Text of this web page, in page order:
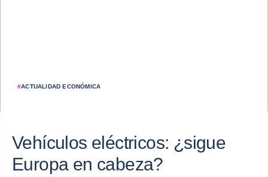
#ACTUALIDAD ECONÓMICA
Vehículos eléctricos: ¿sigue
Europa en cabeza?